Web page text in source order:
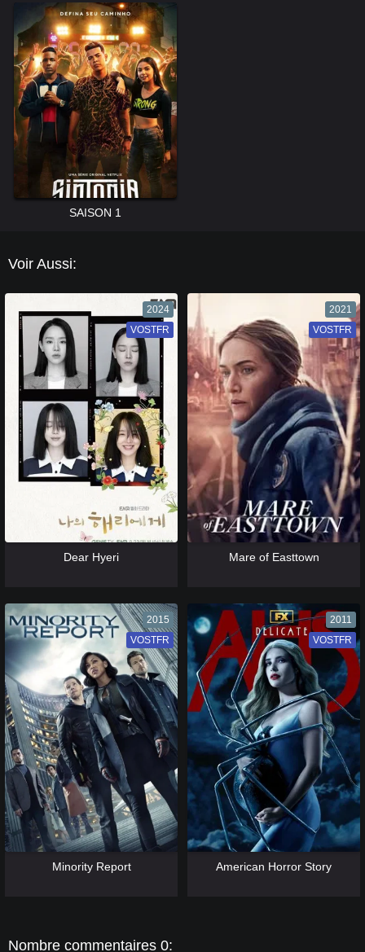
SAISON 1
Voir Aussi:
2024
VF
VOSTFR
Dear Hyeri
2021
VF
VOSTFR
Mare of Easttown
2015
VF
VOSTFR
Minority Report
2011
VF
VOSTFR
American Horror Story
Nombre commentaires 0: